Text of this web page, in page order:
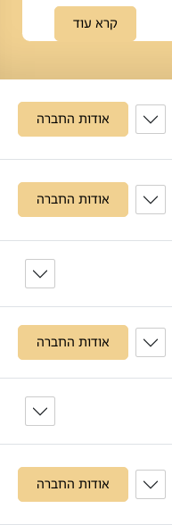
קרא עוד
אודות החברה
אודות החברה
אודות החברה
אודות החברה